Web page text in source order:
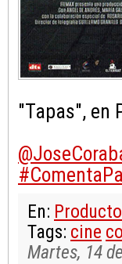
"Tapas", en
En:
Tags: cine
Martes, 14